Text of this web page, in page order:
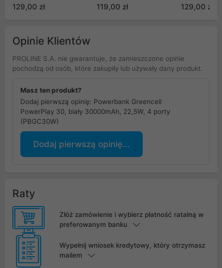
kablami USB-C i
129,00 zł 119,00 zł
smyczą -
129,00 zł
Opinie Klientów
PROLINE S.A. nie gwarantuje, że zamieszczone opinie
pochodzą od osób, które zakupiły lub używały dany produkt.
Masz ten produkt?
Dodaj pierwszą opinię: Powerbank Greencell
PowerPlay 30, biały 30000mAh, 22,5W, 4 porty
(PBGC30W)
Dodaj pierwszą opinię...
Raty
Złóż zamówienie i wybierz płatność ratalną w
preferowanym banku
Wypełnij wniosek kredytowy, który otrzymasz
mailem